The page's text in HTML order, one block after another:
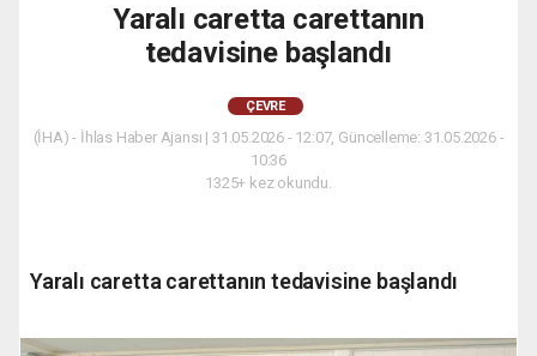
Yaralı caretta carettanın
tedavisine başlandı
ÇEVRE
(İHA) - İhlas Haber Ajansı | 31.05.2026 - 12:07, Güncelleme: 31.05.2026 -
10:36
1325+ kez okundu.
Yaralı caretta carettanın tedavisine başlandı